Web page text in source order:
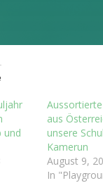
und
aus
unsere
Kamerun
August 9,
In